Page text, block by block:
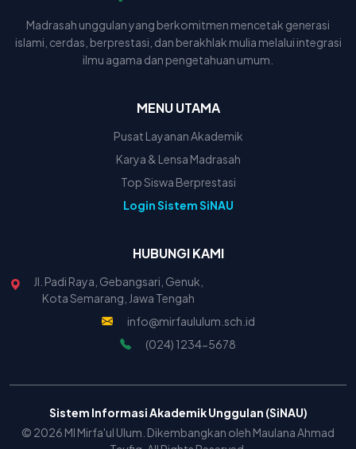
Madrasah unggulan yang berkomitmen mencetak generasi
islami, cerdas, berprestasi, dan berakhlak mulia melalui integrasi
ilmu agama dan pengetahuan umum.
MENU UTAMA
Pusat Layanan Akademik
Karya & Lensa Madrasah
Top Siswa Berprestasi
Login Sistem SiNAU
HUBUNGI KAMI
Jl. Padi Raya, Gebangsari, Genuk,
Kota Semarang, Jawa Tengah
info@mirfaululum.sch.id
(024) 1234-5678
Sistem Informasi Akademik Unggulan (SiNAU)
© 2026 MI Mirfa'ul Ulum. Dikembangkan oleh Maulana Ahmad